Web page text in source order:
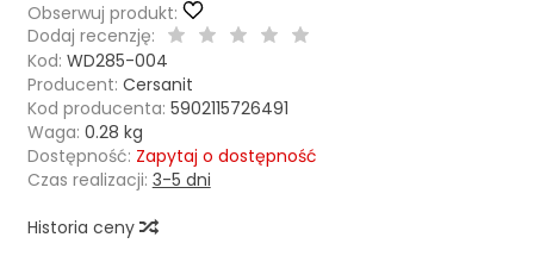
Obserwuj produkt:
Dodaj recenzję:
Kod: WD285-004
Producent: Cersanit
Kod producenta: 5902115726491
Waga: 0.28 kg
Dostępność: Zapytaj o dostępność
Czas realizacji: 3-5 dni
Historia ceny